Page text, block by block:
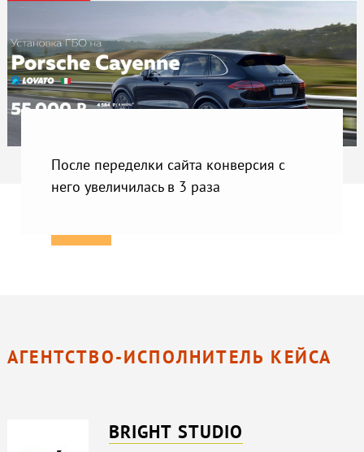
После переделки сайта конверсия с
него увеличилась в 3 раза
АГЕНТСТВО-ИСПОЛНИТЕЛЬ КЕЙСА
BRIGHT STUDIO